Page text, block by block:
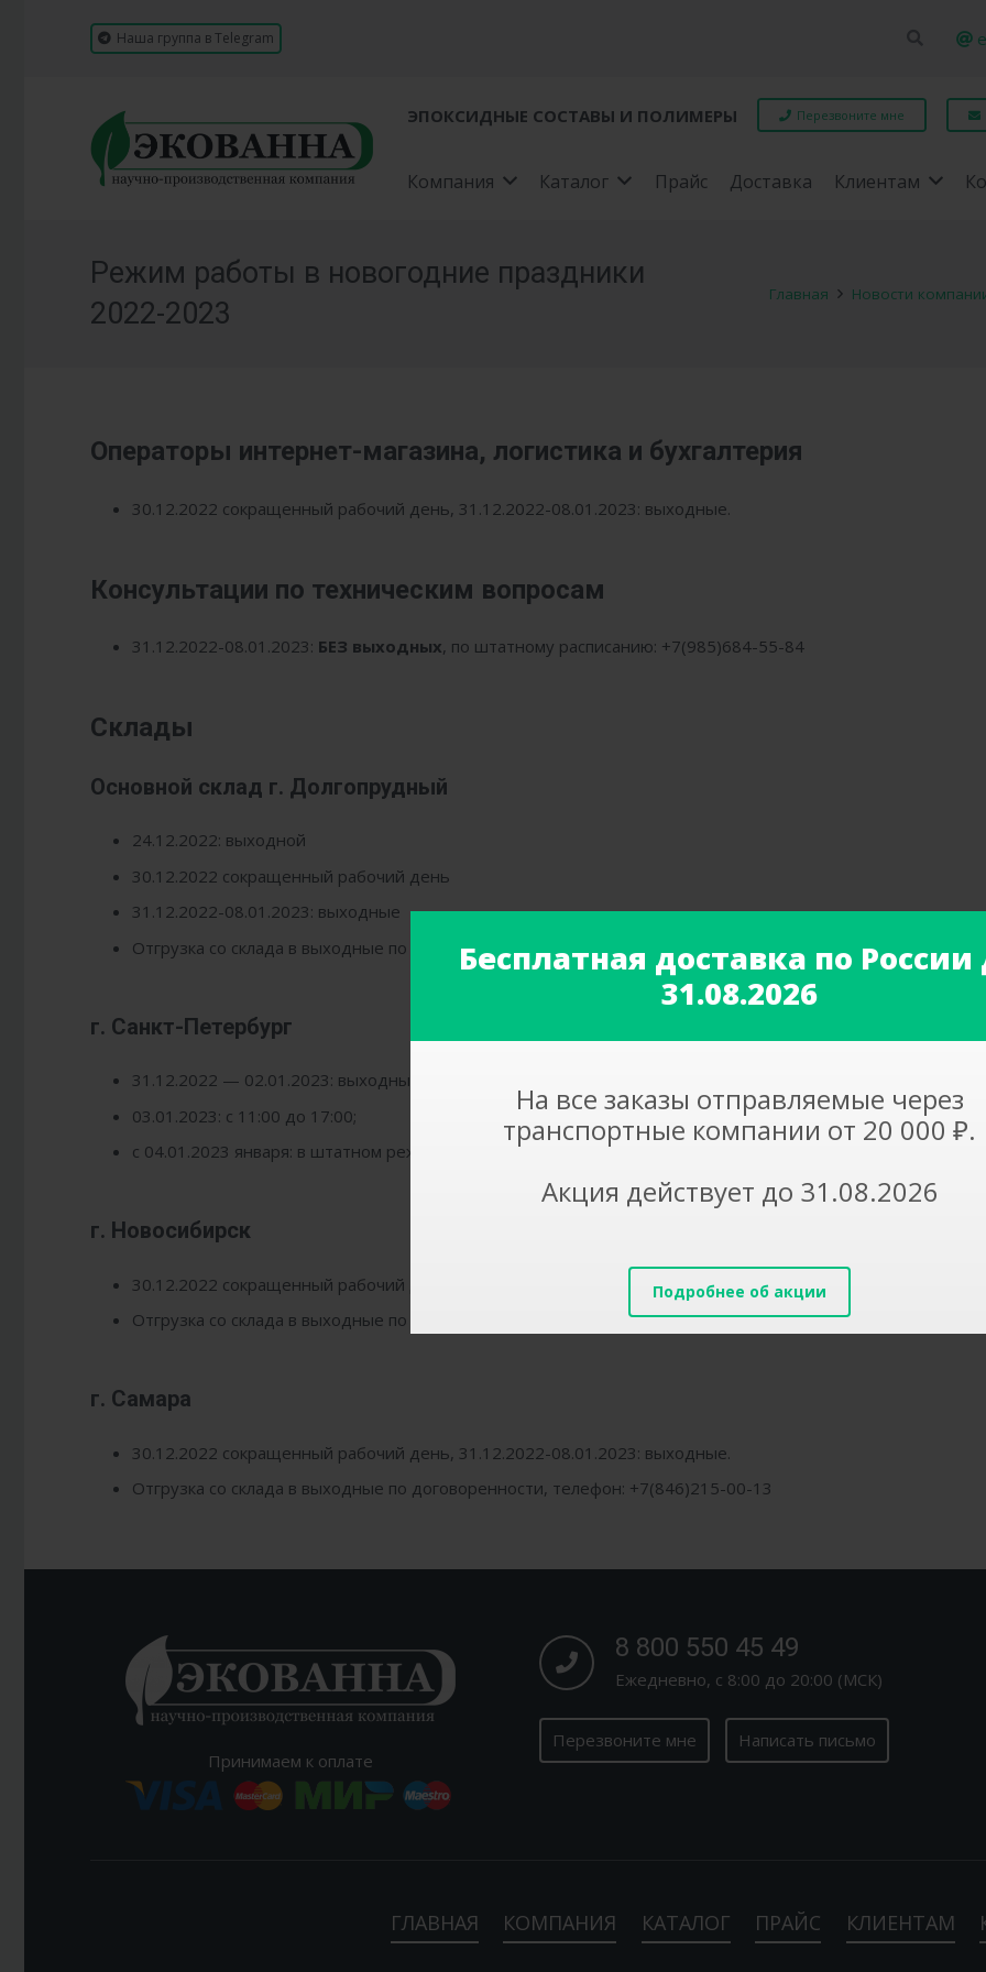
Бесплатная доставка по России
31.08.2026
На все заказы отправляемые через
транспортные компании от 20 000 ₽.
Акция действует до 31.08.2026
Подробнее об акции
Наша группа в Telegram
ЭПОКСИДНЫЕ СОСТАВЫ И ПОЛИМЕРЫ Перезвоните мне
Компания Каталог Прайс Доставка Клиентам
Режим работы в новогодние праздники
2022-2023
Главная Новости
Операторы интернет-магазина, логистика и бухгалтерия
30.12.2022 сокращенный рабочий день, 31.12.2022-08.01.2023: выходные.
Консультации по техническим вопросам
31.12.2022-08.01.2023: БЕЗ выходных, по штатному расписанию: +7(985)684-55-84
Склады
Основной склад г. Долгопрудный
24.12.2022: выходной
30.12.2022 сокращенный рабочий день
31.12.2022-08.01.2023: выходные
Отгрузка со склада в выходные по договоренности, телефон: +7(926)366-63-79
г. Санкт-Петербург
31.12.2022 — 02.01.2023: выходные;
03.01.2023: с 11:00 до 17:00;
с 04.01.2023 января: в штатном режиме
г. Новосибирск
30.12.2022 сокращенный рабочий день, 31.12.2022-08.01.2023: выходные.
Отгрузка со склада в выходные по договоренности, телефон: +7(383)312-03-13
г. Самара
30.12.2022 сокращенный рабочий день, 31.12.2022-08.01.2023: выходные.
Отгрузка со склада в выходные по договоренности, телефон: +7(846)215-00-13
Принимаем к оплате
8 800 550 45 49
Ежедневно, с 8:00 до 20:00 (МСК)
Перезвоните мне Написать письмо
ГЛАВНАЯ КОМПАНИЯ КАТАЛОГ ПРАЙС КЛИЕНТАМ